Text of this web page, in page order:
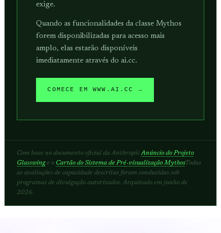
exige.
Quando as funcionalidades da classe Mythos
forem disponibilizadas para acesso mais
amplo, elas estarão disponíveis
imediatamente através do ai.cc.
COMECE EM WWW.AI.CC →
Com base no documento oficial da AnthropicAnúncio do Projeto
Glasswinge o Cartão do Sistema de Pré-visualização MythosTodas
as avaliações de capacidade descritas foram conduzidas sob
programas de divulgação autorizados. Arquivado em junho de
2026.